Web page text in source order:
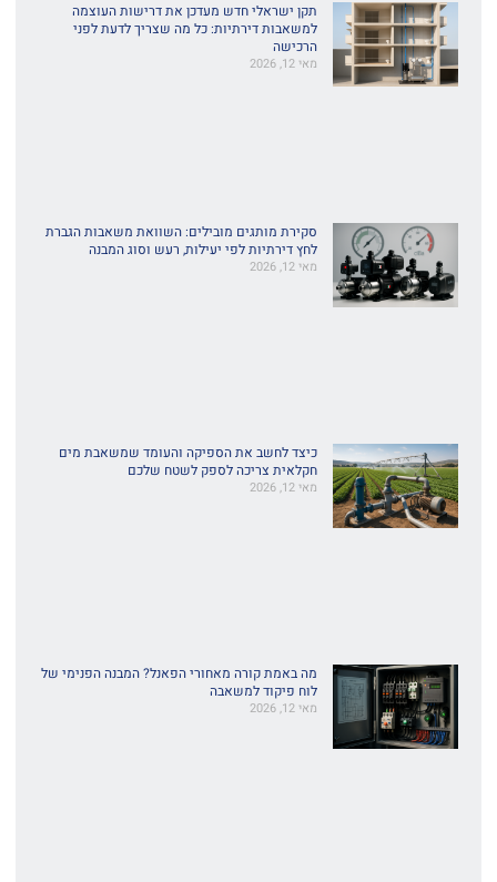
תקן ישראלי חדש מעדכן את דרישות העוצמה
למשאבות דירתיות: כל מה שצריך לדעת לפני
הרכישה
מאי 12, 2026
סקירת מותגים מובילים: השוואת משאבות הגברת
לחץ דירתיות לפי יעילות, רעש וסוג המבנה
מאי 12, 2026
כיצד לחשב את הספיקה והעומד שמשאבת מים
חקלאית צריכה לספק לשטח שלכם
מאי 12, 2026
מה באמת קורה מאחורי הפאנל? המבנה הפנימי של
לוח פיקוד למשאבה
מאי 12, 2026